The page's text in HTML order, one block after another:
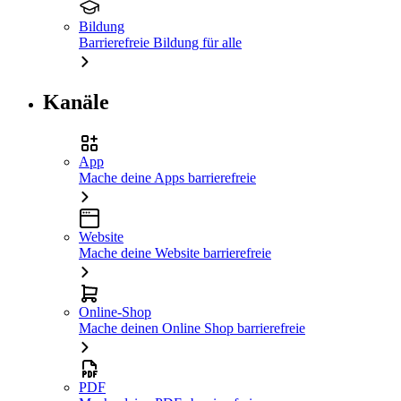
Bildung
Barrierefreie Bildung für alle
Kanäle
App
Mache deine Apps barrierefreie
Website
Mache deine Website barrierefreie
Online-Shop
Mache deinen Online Shop barrierefreie
PDF